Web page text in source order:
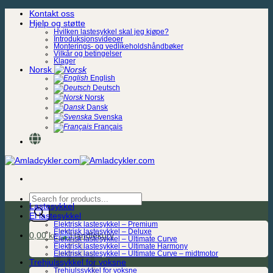
Skip
Kontakt oss
Hjelp og støtte
Hvilken lastesykkel skal jeg kjøpe?
Introduksjonsvideoer
Monterings- og vedlikeholdshåndbøker
Vilkår og betingelser
Klager
Norsk
English
Deutsch
Norsk
Dansk
Svenska
Français
Products
search
0,00kr.
Lastesykkel
El lastesykkel
Elektrisk lastesykkel – Premium
Elektrisk lastesykkel – Deluxe
Elektrisk lastesykkel – Ultimate Curve
Elektrisk lastesykkel – Ultimate Harmony
Elektrisk lastesykkel – Ultimate Curve – midtmotor
Trehjulssykkel for voksne
Trehjulssykkel for voksne